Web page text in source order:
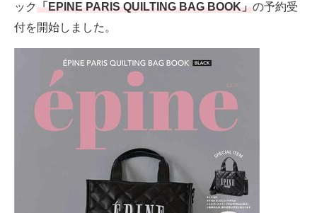
食器・グラス・カトラリー
メディア
注目記事を集めた総合ページ
ITの今と未来を見通す
進化するPCとデバイスの未来
好きが集まる 比べて選べる
ック「EPINE PARIS QUILTING BAG BOOK」の予約受
付を開始しました。